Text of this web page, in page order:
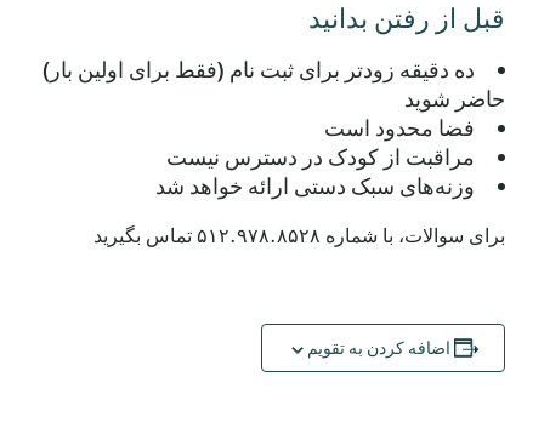
قبل از رفتن بدانید
ده دقیقه زودتر برای ثبت نام (فقط برای اولین بار)
حاضر شوید
فضا محدود است
مراقبت از کودک در دسترس نیست
وزنه‌های سبک دستی ارائه خواهد شد
برای سوالات، با شماره ۵۱۲.۹۷۸.۸۵۲۸ تماس بگیرید
اضافه کردن به تقویم